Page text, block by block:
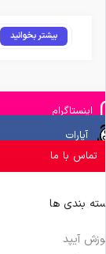
بیشتر بخوانید
اینستاگرام
آپارات
تماس با ما
دسته بندی ها
آموزش آیپد